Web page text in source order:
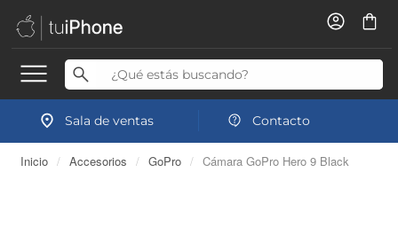
Sala de ventas Contacto
Inicio / Accesorios / GoPro / Cámara GoPro Hero 9 Black